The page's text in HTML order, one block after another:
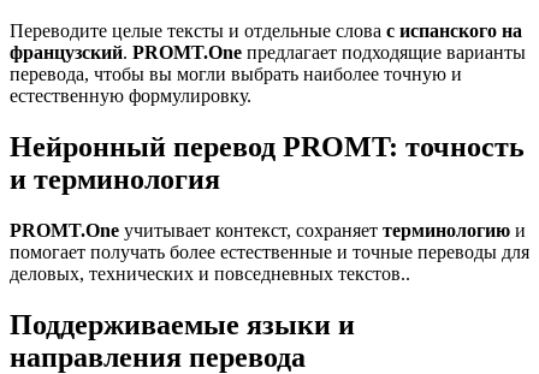
Переводите целые тексты и отдельные слова с испанского на
французский. PROMT.One предлагает подходящие варианты
перевода, чтобы вы могли выбрать наиболее точную и
естественную формулировку.
Нейронный перевод PROMT: точность
и терминология
PROMT.One учитывает контекст, сохраняет терминологию и
помогает получать более естественные и точные переводы для
деловых, технических и повседневных текстов..
Поддерживаемые языки и
направления перевода